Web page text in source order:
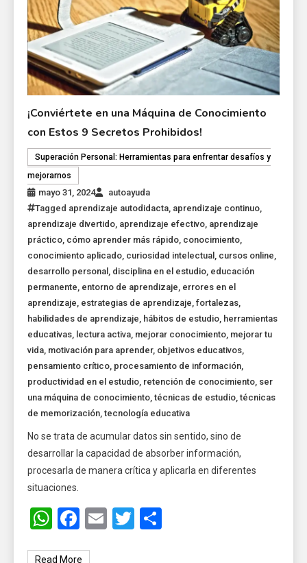
¡Conviértete en una Máquina de Conocimiento
con Estos 9 Secretos Prohibidos!
Superación Personal: Herramientas para enfrentar desafíos y
mejorarnos
mayo 31, 2024
autoayuda
Tagged aprendizaje autodidacta, aprendizaje continuo,
aprendizaje divertido, aprendizaje efectivo, aprendizaje
práctico, cómo aprender más rápido, conocimiento,
conocimiento aplicado, curiosidad intelectual , cursos online,
desarrollo personal , disciplina en el estudio, educación
permanente, entorno de aprendizaje, errores en el
aprendizaje, estrategias de aprendizaje,fortalezas,
habilidades de aprendizaje, hábitos de estudio, herramientas
educativas, lectura activa, mejorar conocimiento, mejorar tu
vida, motivación para aprender, objetivos educativos,
pensamiento crítico, procesamiento de información,
productividad en el estudio, retención de conocimiento, ser
una máquina de conocimiento,técnicas de estudio,técnicas
de memorización,tecnología educativa
No se trata de acumular datos sin sentido, sino de
desarrollar la capacidad de absorber información,
procesarla de manera crítica y aplicarla en diferentes
situaciones.
WhatsApp
Facebook
EmailTwitter
Read More